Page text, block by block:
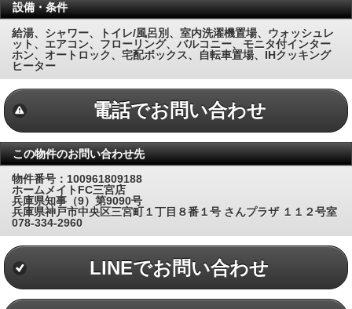
設備・条件
給湯、シャワー、トイレ/風呂別、室内洗濯機置場、ウォッシュレ
ット、エアコン、フローリング、バルコニー、モニタ付インター
ホン、オートロック、宅配ボックス、自転車置場、IHクッキング
ヒーター
電話でお問い合わせ
この物件のお問い合わせ先
物件番号：100961809188
ホームメイトFC三宮店
兵庫県知事（9）第9090号
兵庫県神戸市中央区三宮町１丁目８番１号 さんプラザ １１２号室
078-334-2960
LINEでお問い合わせ